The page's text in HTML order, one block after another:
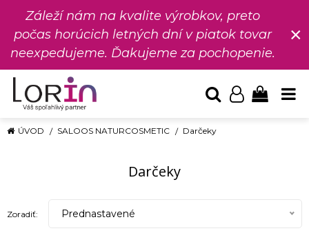
Záleží nám na kvalite výrobkov, preto
počas horúcich letných dní v piatok tovar
neexpedujeme. Ďakujeme za pochopenie.
×
ÚVOD SALOOS NATURCOSMETIC Darčeky
Darčeky
Zoradiť: Prednastavené